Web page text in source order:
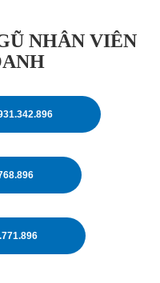
NHÂN VIÊN